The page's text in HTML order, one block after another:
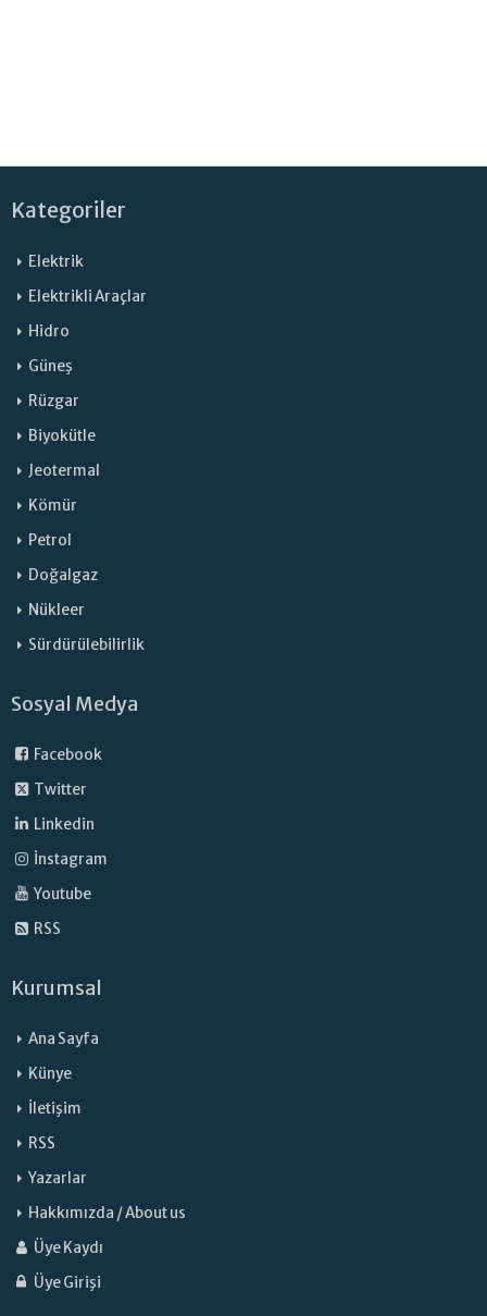
Kategoriler
Elektrik
Elektrikli Araçlar
Hidro
Güneş
Rüzgar
Biyokütle
Jeotermal
Kömür
Petrol
Doğalgaz
Nükleer
Sürdürülebilirlik
Sosyal Medya
Facebook
Twitter
Linkedin
İnstagram
Youtube
RSS
Kurumsal
Ana Sayfa
Künye
İletişim
RSS
Yazarlar
Hakkımızda / About us
Üye Kaydı
Üye Girişi